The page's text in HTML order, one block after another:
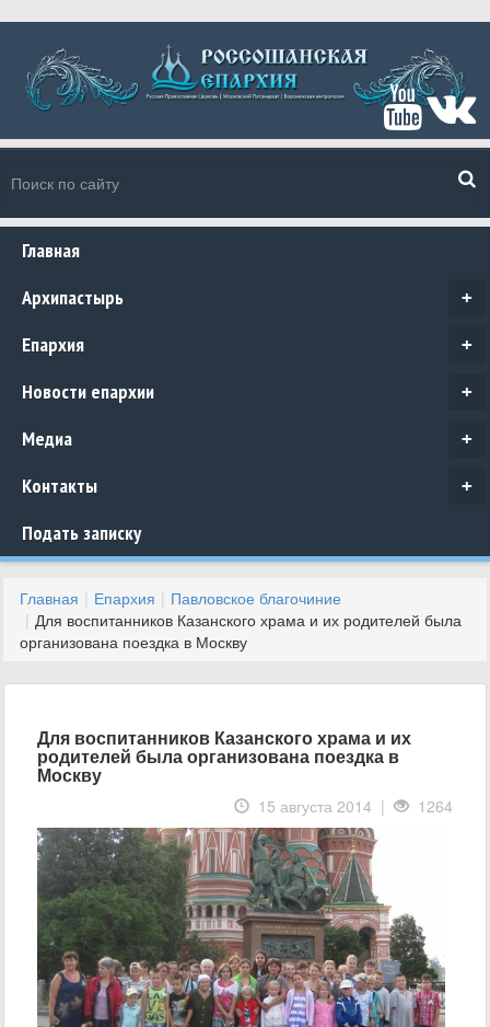
Главная
+
Архипастырь
+
Епархия
+
Новости епархии
+
Медиа
+
Контакты
Подать записку
Главная Епархия
Павловское благочиние
Для воспитанников Казанского храма и их родителей была
организована поездка в Москву
Для воспитанников Казанского храма и их
родителей была организована поездка в
Москву
15 августа 2014 | 1264